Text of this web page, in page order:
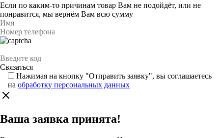
Если по каким-то причинам товар Вам не подойдёт, или не
понравится, мы вернём Вам всю сумму
Нажимая на кнопку "Отправить заявку", вы соглашаетесь
на обработку персональных данных
Ваша заявка принята!